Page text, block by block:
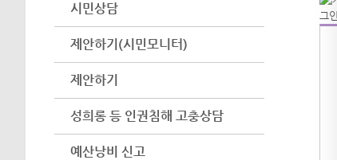
시민상담
제안하기(시민모니터)
제안하기
성희롱 등 인권침해 고충상담
예산낭비 신고